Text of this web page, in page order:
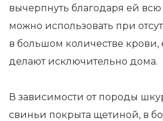
вычерпнуть благодаря ей
можно использовать при
в большом количестве крови,
делают исключительно дома.
В зависимости от породы
свиньи покрыта щетиной, в